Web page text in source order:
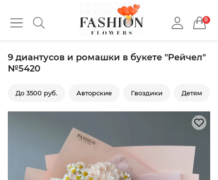
0
9 диантусов и ромашки в букете "Рейчел"
№5420
До 3500 руб. Авторские Гвоздики Детям